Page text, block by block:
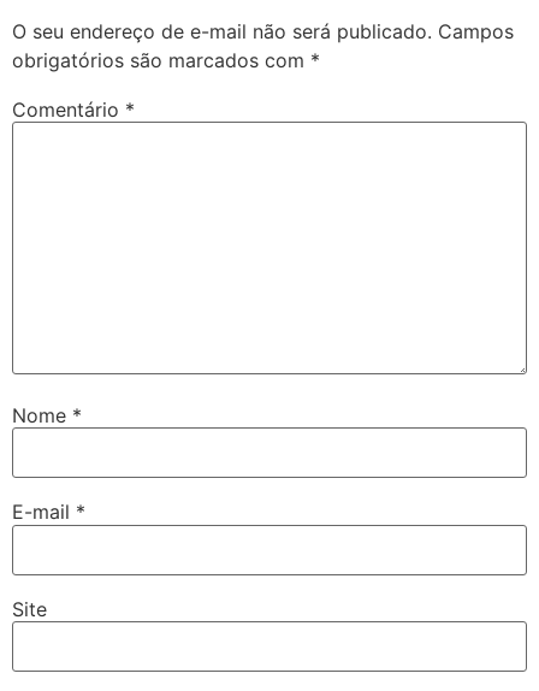
O seu endereço de e-mail não será publicado. Campos
obrigatórios são marcados com *
Comentário *
Nome *
E-mail *
Site